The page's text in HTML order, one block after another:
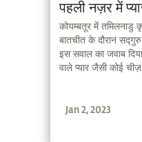
पहली नज़र में
कोयम्बतूर में तमिलनाडु
बातचीत के दौरान
इस सवाल का जवाब
वाले प्यार जैसी कोई चीज़
Jan 2, 2023